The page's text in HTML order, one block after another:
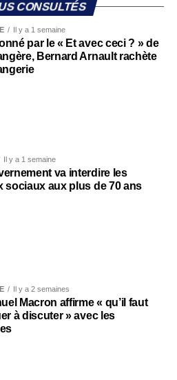
CONSULTÉS
Il y a 1 semaine
par le « Et avec ceci ? » de
Bernard Arnault rachète
Il y a 1 semaine
va interdire les
sociaux aux plus de 70 ans
Il y a 2 semaines
Macron affirme « qu’il faut
à discuter » avec les